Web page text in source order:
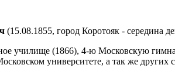
(15.08.1855, город Коротояк - середина
училище (1866), 4-ю Московскую
университете, а так же